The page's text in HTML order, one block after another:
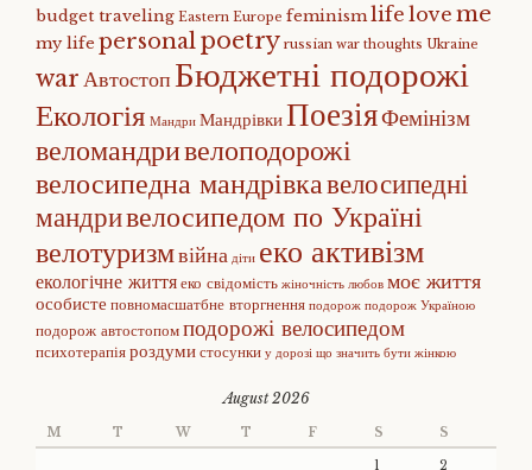
budget traveling Eastern Europe feminismlife love me
my life personalpoetry russian war thoughts Ukraine
warАвтостопБюджетні подорожі
Екологія Мандри МандрівкиПоезіяФемінізм
веломандривелоподорожі
велосипедна мандрівкавелосипедні
мандривелосипедом по Україні
велотуризмвійна діти еко активізм
екологічне життяеко свідомість жіночність любов моє життя
особисте повномасшатбне вторгнення подорож подорож Україною
подорож автостопомподорожі велосипедом
психотерапіяроздумистосунки у дорозі що значить бути жінкою
August 2026
M T W T F S S
1 2